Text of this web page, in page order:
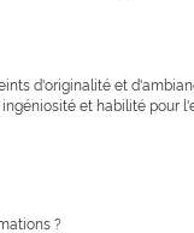
d'originalité et
et habilité pour
?